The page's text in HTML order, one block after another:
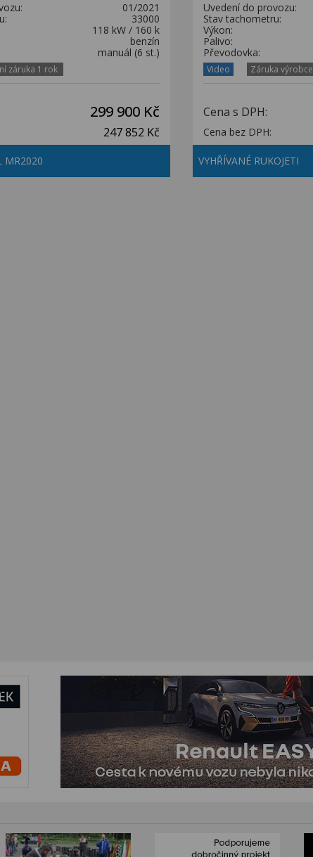
01/2021
33000
118 kW / 160 k
benzín
manuál (6 st.)
záruka 1 rok
299 900 Kč
247 852 Kč
MR2020
Uvedení do provozu:
Stav tachometru:
Výkon:
Palivo:
Převodovka:
Video Záruka výrobce
Cena s DPH:
Cena bez DPH:
VYHŘÍVANÉ RUKOJETI